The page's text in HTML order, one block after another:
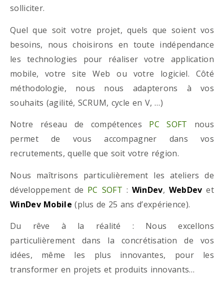
solliciter.
Quel que soit votre projet, quels que soient vos
besoins, nous choisirons en toute indépendance
les technologies pour réaliser votre application
mobile, votre site Web ou votre logiciel. Côté
méthodologie, nous nous adapterons à vos
souhaits (agilité, SCRUM, cycle en V, …)
Notre réseau de compétences PC SOFT nous
permet de vous accompagner dans vos
recrutements, quelle que soit votre région.
Nous maîtrisons particulièrement les ateliers de
développement de PC SOFT : WinDev, WebDev et
WinDev Mobile (plus de 25 ans d’expérience).
Du rêve à la réalité : Nous excellons
particulièrement dans la concrétisation de vos
idées, même les plus innovantes, pour les
transformer en projets et produits innovants…